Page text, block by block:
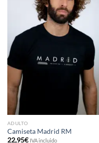
ADULTO
Camiseta Madrid RM
22,95€ IVA incluido